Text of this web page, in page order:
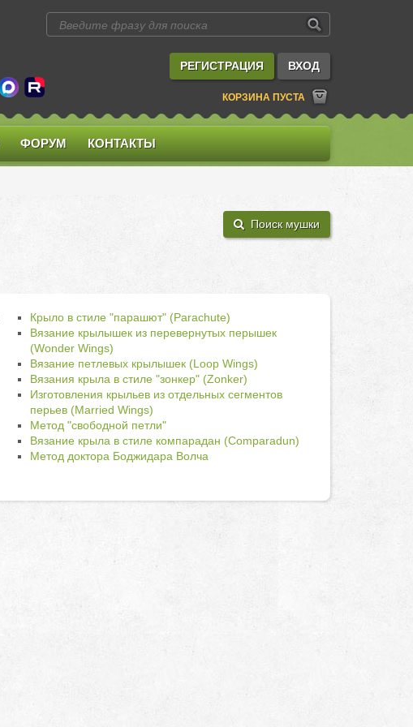
РЕГИСТРАЦИЯ ВХОД
КОРЗИНА ПУСТА
ФОРУМ КОНТАКТЫ
Поиск мушки
Крыло в стиле "парашют" (Parachute)
Вязание крылышек из перевернутых перышек
(Wonder Wings)
Вязание петлевых крылышек (Loop Wings)
Вязания крыла в стиле "зонкер" (Zonker)
Изготовления крыльев из отдельных сегментов
перьев (Married Wings)
Метод "свободной петли"
Вязание крыла в стиле компарадан (Comparadun)
Метод доктора Боджидара Волча